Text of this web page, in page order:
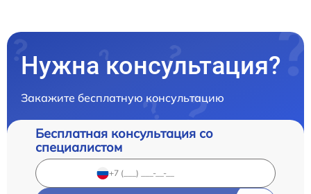
Нужна консультация?
Закажите бесплатную консультацию
Бесплатная консультация со
специалистом